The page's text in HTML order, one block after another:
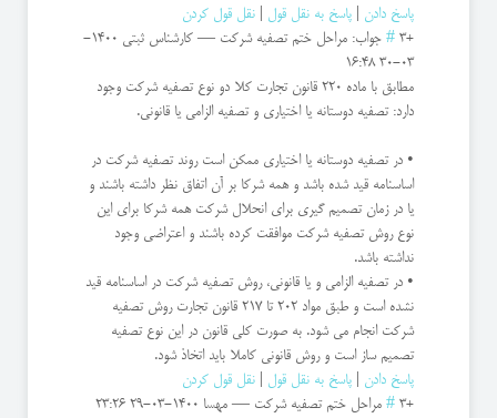
پاسخ دادن
پاسخ به نقل قول
نقل قول کردن
+3
# جواب: مراحل ختم تصفیه شرکت — کارشناس ثبتی
1400-
03-30 16:48
مطابق با ماده 220 قانون تجارت کلا دو نوع تصفیه شرکت وجود
دارد: تصفیه دوستانه یا اختیاری و تصفیه الزامی یا قانونی.
• در تصفیه دوستانه یا اختیاری ممکن است روند تصفیه شرکت در
اساسنامه قید شده باشد و همه شرکا بر آن اتفاق نظر داشته باشند و
یا در زمان تصمیم گیری برای انحلال شرکت همه شرکا برای این
نوع روش تصفیه شرکت موافقت کرده باشند و اعتراضی وجود
نداشته باشد.
• در تصفیه الزامی و یا قانونی، روش تصفیه شرکت در اساسنامه قید
نشده است و طبق مواد 202 تا 217 قانون تجارت روش تصفیه
شرکت انجام می شود. به صورت کلی قانون در این نوع تصفیه
تصمیم ساز است و روش قانونی کاملا باید اتخاذ شود.
پاسخ دادن
پاسخ به نقل قول
نقل قول کردن
+3
# مراحل ختم تصفیه شرکت — مهسا 1400-03-29 23:26